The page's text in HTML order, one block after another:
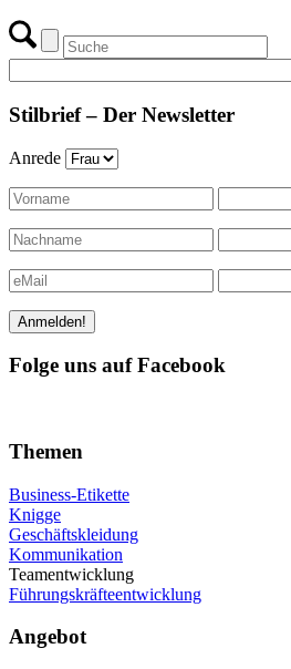
Stilbrief – Der Newsletter
Anrede
Folge uns auf Facebook
Themen
Business-Etikette
Knigge
Geschäftskleidung
Kommunikation
Teamentwicklung
Führungskräfteentwicklung
Angebot